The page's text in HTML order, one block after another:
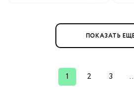
ПОКАЗАТЬ
1 2 3